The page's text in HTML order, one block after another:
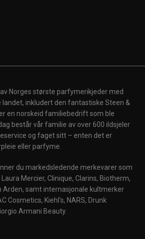
av Norges største parfymerikjeder med
landet, inkludert den fantastiske Steen &
en norskeid familiebedrift som ble
består vår familie av over 600 ildsjeler
og faget sitt – enten det er
eller parfyme.
du markedsledende merkevarer som
Mercier, Clinique, Clarins, Biotherm,
Arden, samt internasjonale kultmerker
Cosmetics, Kiehl's, NARS, Drunk
Armani Beauty.